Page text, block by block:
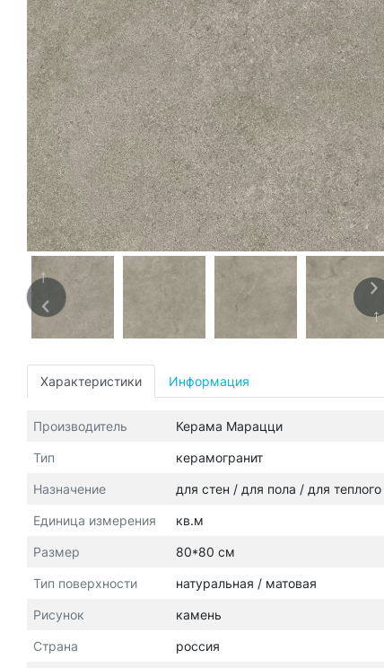
Характеристики Информация
Производитель Керама Марацци
Тип керамогранит
Назначение для стен / для пола / для
Единица измерения кв.м
Размер 80*80 см
Тип поверхности натуральная / матовая
Рисунок камень
Страна россия